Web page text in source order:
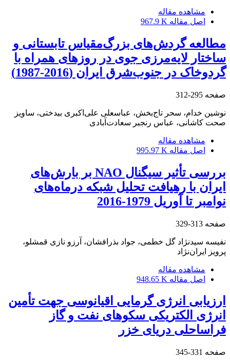
مشاهده مقاله
اصل مقاله 967.9 K
مطالعه گردش‌های بزرگ‌مقیاس تابستانی و
ساختار لایه‌مرزی جوی در روزهای همراه با
گرد‌و‌خاک در جنوب‌شرق ایران (2016-1987)
صفحه 295-312
نوشین خدام، سحر تاج‌بخش، عباسعلی علی‌اکبری بیدختی، ساویز
صحت کاشانی، عباس رنجبر سعادت‌آبادی
مشاهده مقاله
اصل مقاله 995.97 K
بررسی تأثیر سیگنال NAO بر بارش‌های
ایران با رهیافت تحلیل شبکه درماه‌های
نوامبر تا آوریل 1979-2016
صفحه 313-329
نفیسه سیدنژاد گل خطمی، جواد بذرافشان، آرزو نازی قمشلو،
پرویز ایران‌نژاد
مشاهده مقاله
اصل مقاله 948.65 K
ارزیابی انرژی گرمایی اقیانوسی جهت تأمین
انرژی الکتریکی سکوهای نفت و گاز
فراساحلی دریای خزر
صفحه 331-345